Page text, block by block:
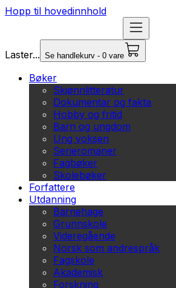
Hopp til hovedinnhold
Laster... Se handlekurv - 0 vare
Bøker
Skjønnlitteratur
Dokumentar og fakta
Hobby og fritid
Barn og ungdom
Ung voksen
Serieromaner
Fagbøker
Skolebøker
Forfattere
Utdanning
Barnehage
Grunnskole
Videregående
Norsk som andrespråk
Fagskole
Akademisk
Forskning